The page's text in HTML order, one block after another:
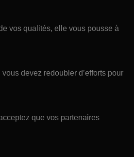
vos qualités, elle vous pousse à
devez redoubler d’efforts pour
que vos partenaires